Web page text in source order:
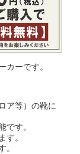
カーです。
ア等）の靴に
です。
す。
。